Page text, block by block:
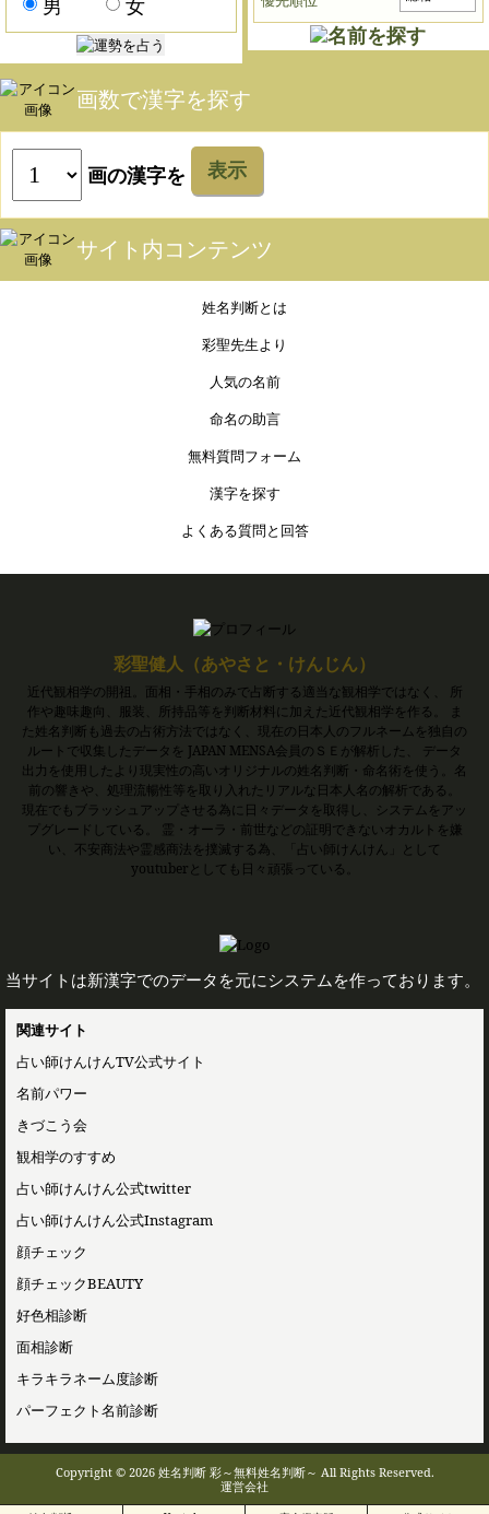
男 女
画数で漢字を探す
画の漢字を 表示
サイト内コンテンツ
姓名判断とは
彩聖先生より
人気の名前
命名の助言
無料質問フォーム
漢字を探す
よくある質問と回答
彩聖健人（あやさと・けんじん）
近代観相学の開祖。面相・手相のみで占断する適当な観相学ではなく、 所
作や趣味趣向、服装、所持品等を判断材料に加えた近代観相学を作る。 ま
た姓名判断も過去の占術方法ではなく、現在の日本人のフルネームを独自の
ルートで収集したデータを JAPAN MENSA会員のＳＥが解析した、 データ
出力を使用したより現実性の高いオリジナルの姓名判断・命名術を使う。名
前の響きや、処理流暢性等を取り入れたリアルな日本人名の解析である。
現在でもブラッシュアップさせる為に日々データを取得し、システムをアッ
プグレードしている。 霊・オーラ・前世などの証明できないオカルトを嫌
い、不安商法や霊感商法を撲滅する為、「占い師けんけん」として
youtuberとしても日々頑張っている。
当サイトは新漢字でのデータを元にシステムを作っております。
関連サイト
占い師けんけんTV公式サイト
名前パワー
きづこう会
観相学のすすめ
占い師けんけん公式twitter
占い師けんけん公式Instagram
顔チェック
顔チェックBEAUTY
好色相診断
面相診断
キラキラネーム度診断
パーフェクト名前診断
Copyright © 2026 姓名判断 彩～無料姓名判断～ All Rights Reserved.
運営会社